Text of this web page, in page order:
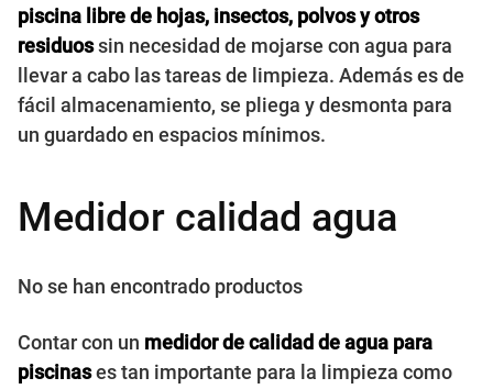
piscina libre de hojas, insectos, polvos y otros
residuossin necesidad de mojarse con agua para
llevar a cabo las tareas de limpieza. Además es de
fácil almacenamiento, se pliega y desmonta para
un guardado en espacios mínimos.
Medidor calidad agua
No se han encontrado productos
Contar con un medidor de calidad de agua para
piscinases tan importante para la limpieza como